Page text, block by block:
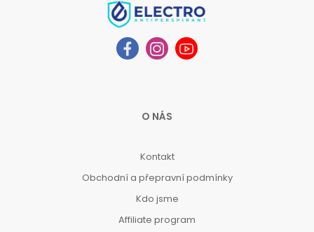
O NÁS
Kontakt
Obchodní a přepravní podmínky
Kdo jsme
Affiliate program